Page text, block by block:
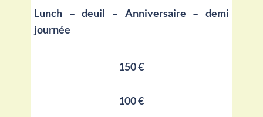
Lunch – deuil – Anniversaire – demi
journée
150 €
100 €